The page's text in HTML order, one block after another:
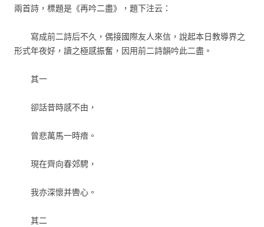
兩首詩，標題是《再吟二盡》，題下注云：
寫成前二詩后不久，偶接國際友人來信，說起本日教導界之
形式年夜好，讀之極感振奮，因用前二詩韻吟此二盡。
其一
卻話昔時感不由，
曾悲萬馬一時瘖。
現在齊向春郊騁，
我亦深懷并轡心。
其二